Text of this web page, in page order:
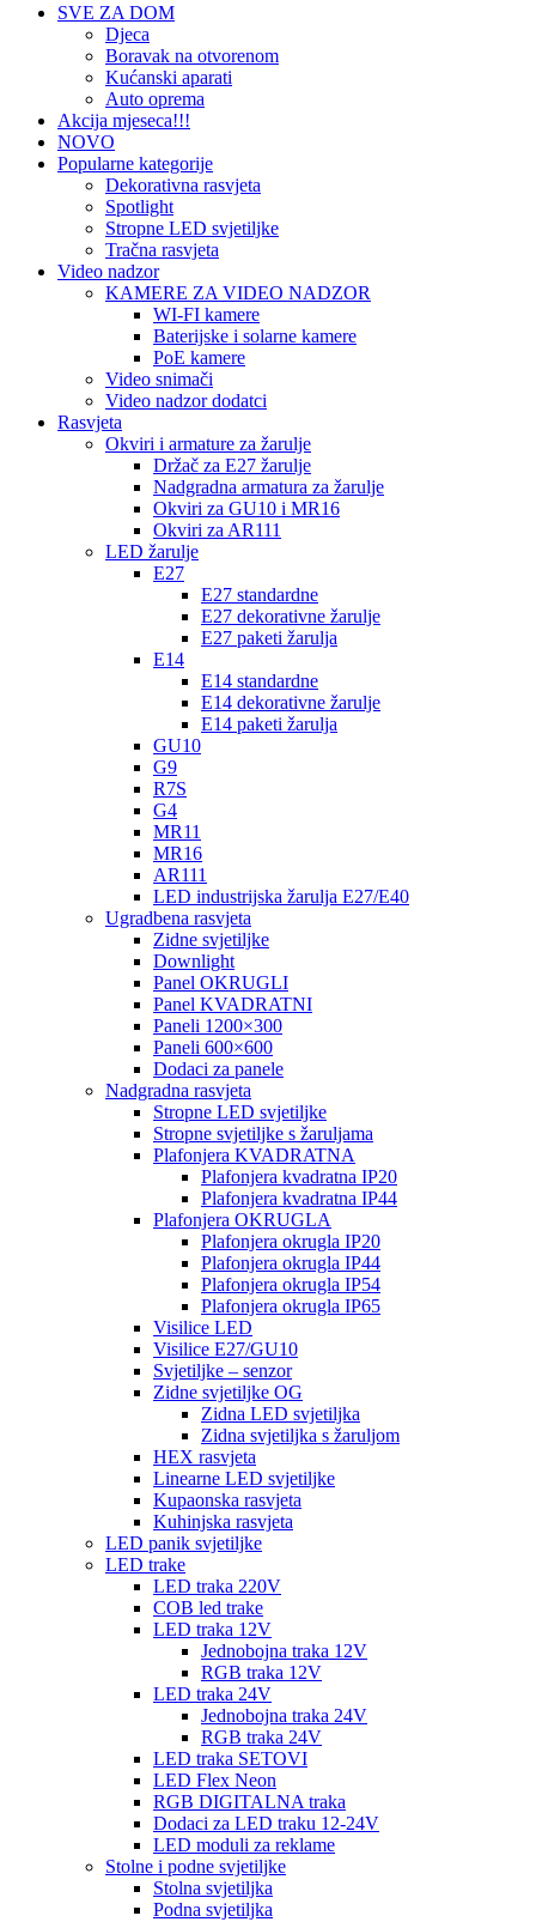
SVE ZA DOM
Djeca
Boravak na otvorenom
Kućanski aparati
Auto oprema
Akcija mjeseca!!!
NOVO
Popularne kategorije
Dekorativna rasvjeta
Spotlight
Stropne LED svjetiljke
Tračna rasvjeta
Video nadzor
KAMERE ZA VIDEO NADZOR
WI-FI kamere
Baterijske i solarne kamere
PoE kamere
Video snimači
Video nadzor dodatci
Rasvjeta
Okviri i armature za žarulje
Držač za E27 žarulje
Nadgradna armatura za žarulje
Okviri za GU10 i MR16
Okviri za AR111
LED žarulje
E27
E27 standardne
E27 dekorativne žarulje
E27 paketi žarulja
E14
E14 standardne
E14 dekorativne žarulje
E14 paketi žarulja
GU10
G9
R7S
G4
MR11
MR16
AR111
LED industrijska žarulja E27/E40
Ugradbena rasvjeta
Zidne svjetiljke
Downlight
Panel OKRUGLI
Panel KVADRATNI
Paneli 1200×300
Paneli 600×600
Dodaci za panele
Nadgradna rasvjeta
Stropne LED svjetiljke
Stropne svjetiljke s žaruljama
Plafonjera KVADRATNA
Plafonjera kvadratna IP20
Plafonjera kvadratna IP44
Plafonjera OKRUGLA
Plafonjera okrugla IP20
Plafonjera okrugla IP44
Plafonjera okrugla IP54
Plafonjera okrugla IP65
Visilice LED
Visilice E27/GU10
Svjetiljke – senzor
Zidne svjetiljke OG
Zidna LED svjetiljka
Zidna svjetiljka s žaruljom
HEX rasvjeta
Linearne LED svjetiljke
Kupaonska rasvjeta
Kuhinjska rasvjeta
LED panik svjetiljke
LED trake
LED traka 220V
COB led trake
LED traka 12V
Jednobojna traka 12V
RGB traka 12V
LED traka 24V
Jednobojna traka 24V
RGB traka 24V
LED traka SETOVI
LED Flex Neon
RGB DIGITALNA traka
Dodaci za LED traku 12-24V
LED moduli za reklame
Stolne i podne svjetiljke
Stolna svjetiljka
Podna svjetiljka